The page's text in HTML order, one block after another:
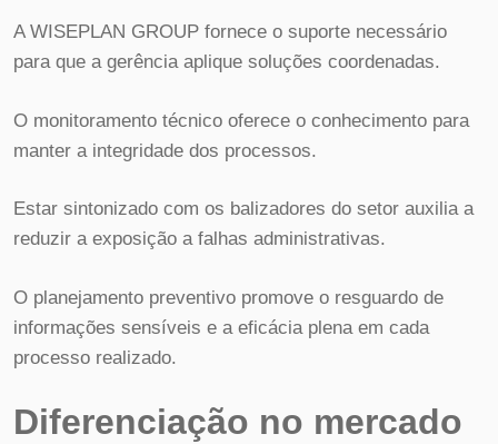
A WISEPLAN GROUP fornece o suporte necessário
para que a gerência aplique soluções coordenadas.
O monitoramento técnico oferece o conhecimento para
manter a integridade dos processos.
Estar sintonizado com os balizadores do setor auxilia a
reduzir a exposição a falhas administrativas.
O planejamento preventivo promove o resguardo de
informações sensíveis e a eficácia plena em cada
processo realizado.
Diferenciação no mercado